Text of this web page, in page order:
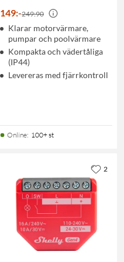
149:-249:90
Klarar motorvärmare,
pumpar och poolvärmare
Kompakta och vädertåliga
(IP44)
Levereras med fjärrkontroll
Online: 100+ st
2